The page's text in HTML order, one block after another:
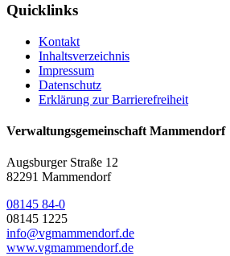
Quicklinks
Kontakt
Inhaltsverzeichnis
Impressum
Datenschutz
Erklärung zur Barrierefreiheit
Verwaltungsgemeinschaft Mammendorf
Augsburger Straße 12
82291 Mammendorf
08145 84-0
08145 1225
info@vgmammendorf.de
www.vgmammendorf.de